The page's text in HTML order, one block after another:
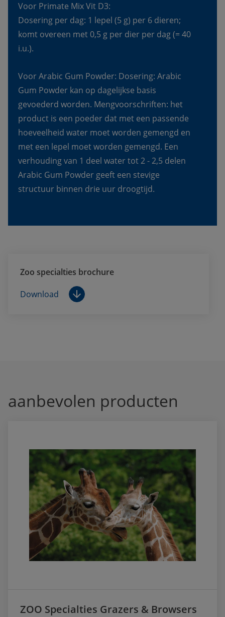
Voor Primate Mix Vit D3:
Dosering per dag: 1 lepel (5 g) per 6 dieren;
komt overeen met 0,5 g per dier per dag (= 40
i.u.).
Voor Arabic Gum Powder: Dosering: Arabic
Gum Powder kan op dagelijkse basis
gevoederd worden. Mengvoorschriften: het
product is een poeder dat met een passende
hoeveelheid water moet worden gemengd en
met een lepel moet worden gemengd. Een
verhouding van 1 deel water tot 2 - 2,5 delen
Arabic Gum Powder geeft een stevige
structuur binnen drie uur droogtijd.
Zoo specialties brochure
Download
aanbevolen producten
ZOO Specialties Grazers & Browsers